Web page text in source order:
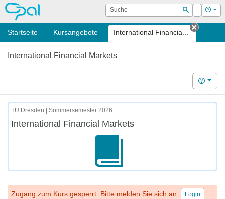
OPAL Suche
Suchen
Login Hilfe
Startseite Kursangebote International Financia...
Tab
International Financial Markets
Hilfe
TU Dresden | Sommersemester 2026
International Financial Markets
Zugang zum Kurs gesperrt. Bitte melden Sie sich an. Login